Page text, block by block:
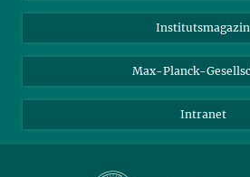
Schulen
Studierende
Facebook
YouTube
Institutsmagazin
Max-Planck-
Intranet